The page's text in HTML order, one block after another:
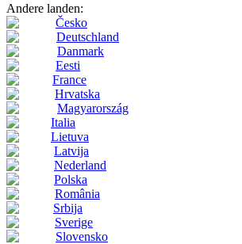
Andere landen:
Česko
Deutschland
Danmark
Eesti
France
Hrvatska
Magyarország
Italia
Lietuva
Latvija
Nederland
Polska
România
Srbija
Sverige
Slovensko